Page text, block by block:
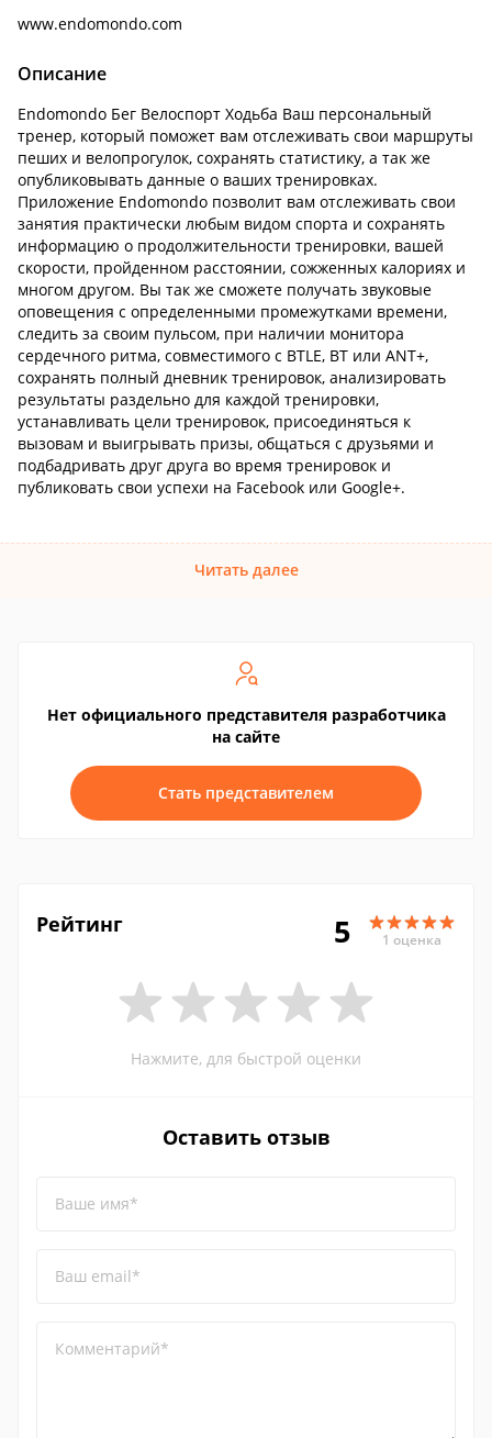
www.endomondo.com
Описание
Endomondo Бег Велоспорт Ходьба Ваш персональный
тренер, который поможет вам отслеживать свои маршруты
пеших и велопрогулок, сохранять статистику, а так же
опубликовывать данные о ваших тренировках.
Приложение Endomondo позволит вам отслеживать свои
занятия практически любым видом спорта и сохранять
информацию о продолжительности тренировки, вашей
скорости, пройденном расстоянии, сожженных калориях и
многом другом. Вы так же сможете получать звуковые
оповещения с определенными промежутками времени,
следить за своим пульсом, при наличии монитора
сердечного ритма, совместимого с BTLE, BT или ANT+,
сохранять полный дневник тренировок, анализировать
результаты раздельно для каждой тренировки,
устанавливать цели тренировок, присоединяться к
вызовам и выигрывать призы, общаться с друзьями и
подбадривать друг друга во время тренировок и
публиковать свои успехи на Facebook или Google+.
Читать далее
Нет официального представителя разработчика
на сайте
Стать представителем
Рейтинг 5 1 оценка
Нажмите, для быстрой оценки
Оставить отзыв
Ваше имя*
Ваш email*
Комментарий*